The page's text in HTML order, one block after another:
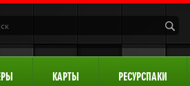
КАРТЫ РЕСУРСПАКИ